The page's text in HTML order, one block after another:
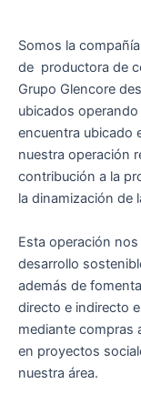
Somos la
de productora de
Grupo Glencore
ubicados
encuentra ubicado
nuestra operación
contribución a la
la dinamización de
Esta operación
desarrollo
además de
directo e indirecto
mediante compras
en proyectos
nuestra área.